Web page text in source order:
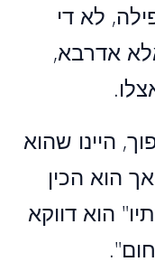
לא די
אדרבא,
היינו שהוא
הוא הכין
הוא דווקא